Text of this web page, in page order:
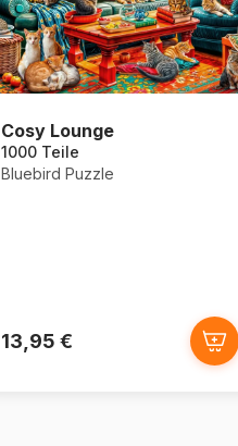
Cosy Lounge
1000 Teile
Bluebird Puzzle
13,95 €